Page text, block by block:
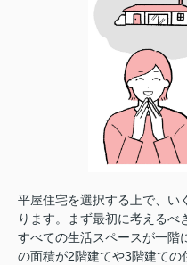
平屋住宅を選択する上で、い
ります。まず最初に考えるべ
すべての生活スペースが一階
の面積が2階建てや3階建ての